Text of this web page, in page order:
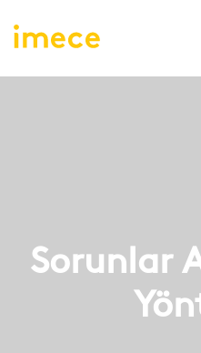
Sorunlar